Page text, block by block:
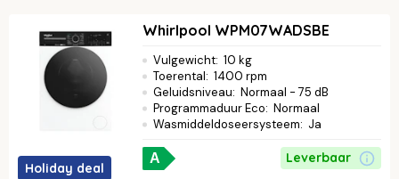
Holiday deal
Whirlpool WPM07WADSBE
Vulgewicht: 10 kg
Toerental: 1400 rpm
Geluidsniveau: Normaal - 75 dB
Programmaduur Eco: Normaal
Wasmiddeldoseersysteem: Ja
A Leverbaar